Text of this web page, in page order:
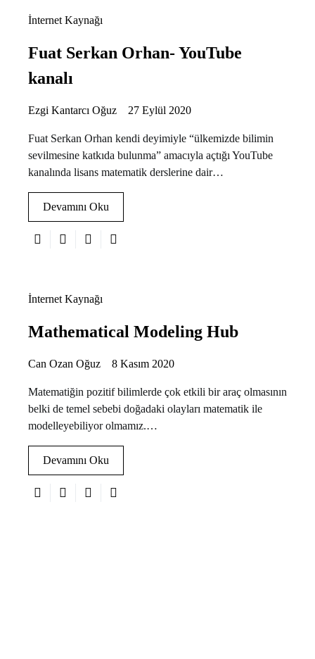
İnternet Kaynağı
Fuat Serkan Orhan- YouTube
kanalı
Ezgi Kantarcı Oğuz 27 Eylül 2020
Fuat Serkan Orhan kendi deyimiyle “ülkemizde bilimin
sevilmesine katkıda bulunma” amacıyla açtığı YouTube
kanalında lisans matematik derslerine dair…
Devamını Oku
İnternet Kaynağı
Mathematical Modeling Hub
Can Ozan Oğuz 8 Kasım 2020
Matematiğin pozitif bilimlerde çok etkili bir araç olmasının
belki de temel sebebi doğadaki olayları matematik ile
modelleyebiliyor olmamız.…
Devamını Oku